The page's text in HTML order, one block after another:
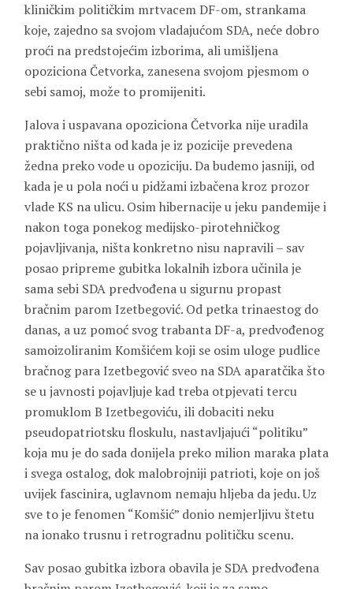
kliničkim političkim mrtvacem DF-om, strankama
koje, zajedno sa svojom vladajućom SDA, neće dobro
proći na predstojećim izborima, ali umišljena
opoziciona Četvorka, zanesena svojom pjesmom o
sebi samoj, može to promijeniti.
Jalova i uspavana opoziciona Četvorka nije uradila
praktično ništa od kada je iz pozicije prevedena
žedna preko vode u opoziciju. Da budemo jasniji, od
kada je u pola noći u pidžami izbačena kroz prozor
vlade KS na ulicu. Osim hibernacije u jeku pandemije i
nakon toga ponekog medijsko-pirotehničkog
pojavljivanja, ništa konkretno nisu napravili – sav
posao pripreme gubitka lokalnih izbora učinila je
sama sebi SDA predvođena u sigurnu propast
bračnim parom Izetbegović. Od petka trinaestog do
danas, a uz pomoć svog trabanta DF-a, predvođenog
samoizoliranim Komšićem koji se osim uloge pudlice
bračnog para Izetbegović sveo na SDA aparatčika što
se u javnosti pojavljuje kad treba otpjevati tercu
promuklom B Izetbegoviću, ili dobaciti neku
pseudopatriotsku floskulu, nastavljajući “politiku”
koja mu je do sada donijela preko milion maraka plata
i svega ostalog, dok malobrojniji patrioti, koje on još
uvijek fascinira, uglavnom nemaju hljeba da jedu. Uz
sve to je fenomen “Komšić” donio nemjerljivu štetu
na ionako trusnu i retrogradnu političku scenu.
Sav posao gubitka izbora obavila je SDA predvođena